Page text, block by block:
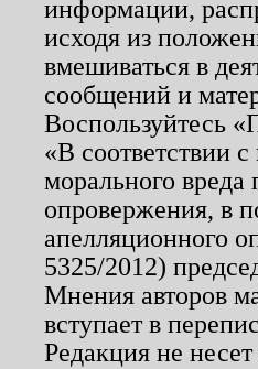
информации,
исходя из
вмешиваться в
сообщений и
Воспользуйтесь
«В соответствии
морального
опровержения, в
апелляционного
5325/2012)
Мнения авторов
вступает в
Редакция не